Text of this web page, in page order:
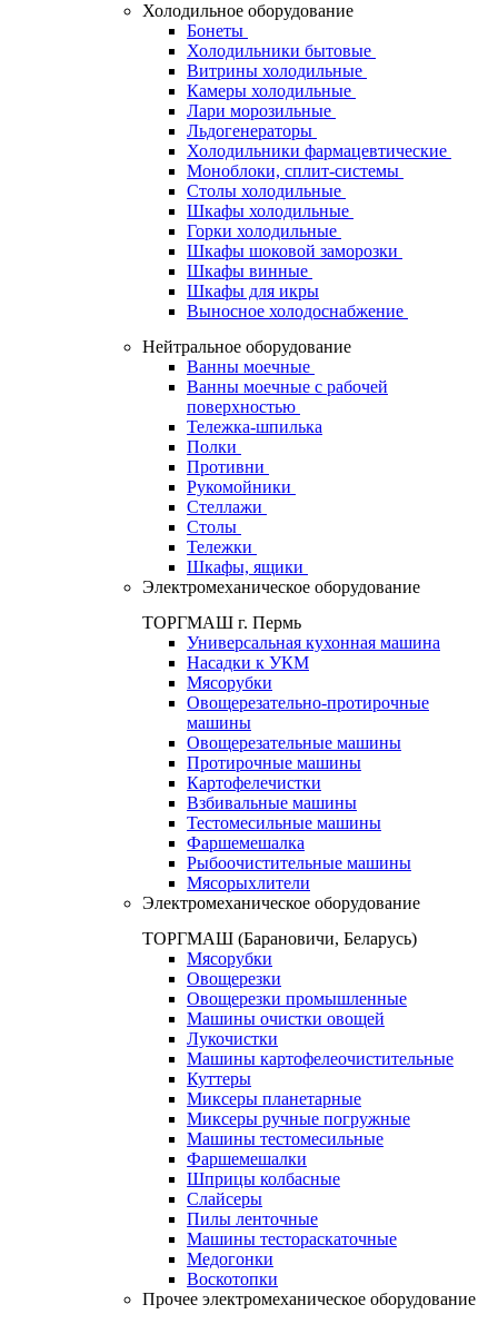
Холодильное оборудование
Бонеты
Холодильники бытовые
Витрины холодильные
Камеры холодильные
Лари морозильные
Льдогенераторы
Холодильники фармацевтические
Моноблоки, сплит-системы
Столы холодильные
Шкафы холодильные
Горки холодильные
Шкафы шоковой заморозки
Шкафы винные
Шкафы для икры
Выносное холодоснабжение
Нейтральное оборудование
Ванны моечные
Ванны моечные с рабочей
поверхностью
Тележка-шпилька
Полки
Противни
Рукомойники
Стеллажи
Столы
Тележки
Шкафы, ящики
Электромеханическое оборудование
ТОРГМАШ г. Пермь
Универсальная кухонная машина
Насадки к УКМ
Мясорубки
Овощерезательно-протирочные
машины
Овощерезательные машины
Протирочные машины
Картофелечистки
Взбивальные машины
Тестомесильные машины
Фаршемешалка
Рыбоочистительные машины
Мясорыхлители
Электромеханическое оборудование
ТОРГМАШ (Барановичи, Беларусь)
Мясорубки
Овощерезки
Овощерезки промышленные
Машины очистки овощей
Лукочистки
Машины картофелеочистительные
Куттеры
Миксеры планетарные
Миксеры ручные погружные
Машины тестомесильные
Фаршемешалки
Шприцы колбасные
Слайсеры
Пилы ленточные
Машины тестораскаточные
Медогонки
Воскотопки
Прочее электромеханическое оборудование